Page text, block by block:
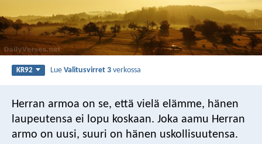
KR92 LueValitusvirret 3 verkossa
Herran armoa on se, että vielä elämme, hänen
laupeutensa ei lopu koskaan. Joka aamu Herran
armo on uusi, suuri on hänen uskollisuutensa.